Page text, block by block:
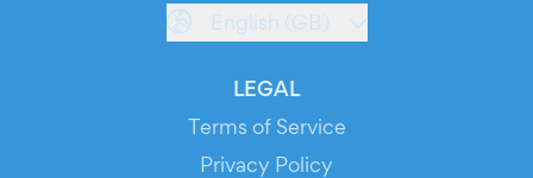
English (GB)
LEGAL
Terms of Service
Privacy Policy